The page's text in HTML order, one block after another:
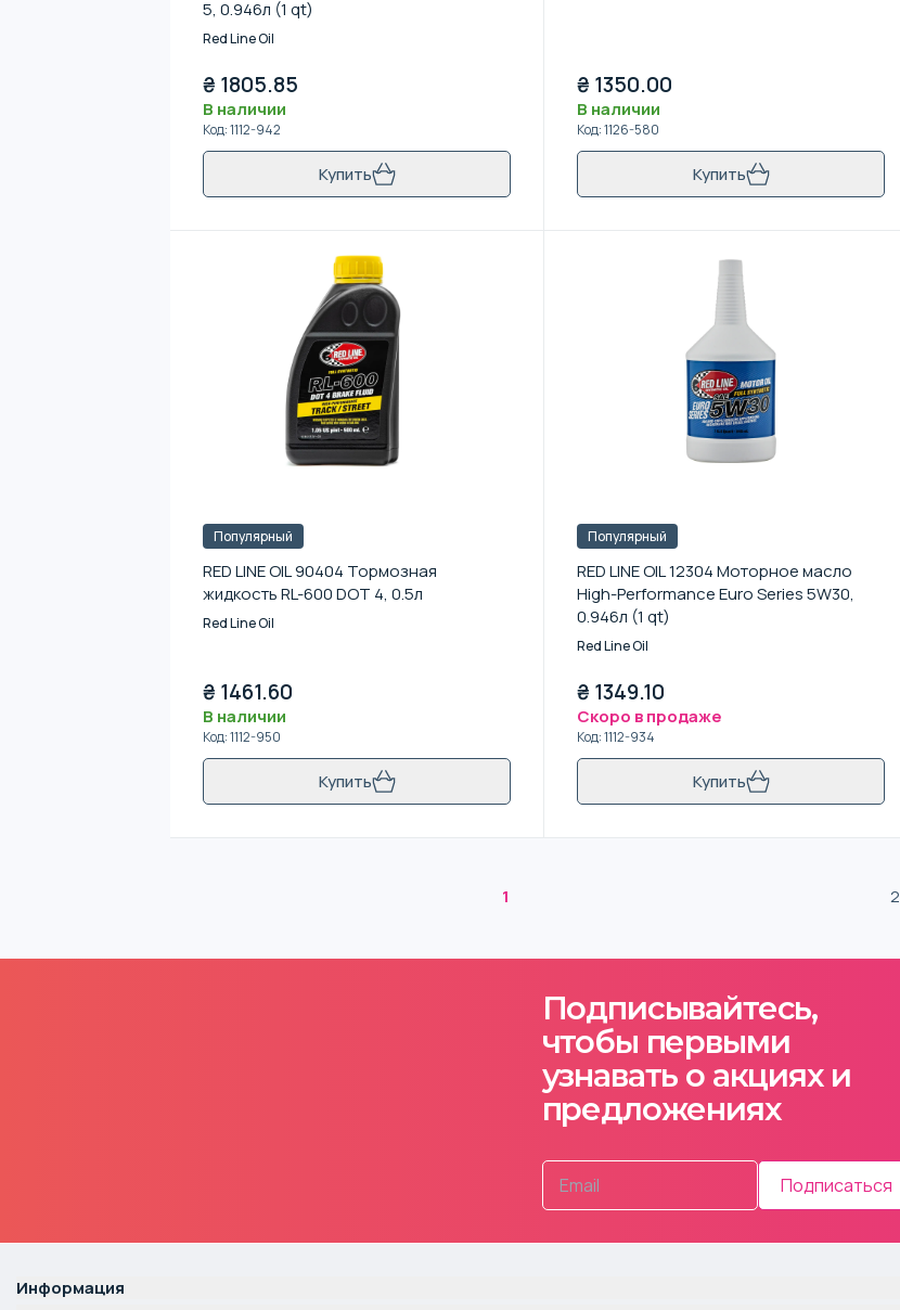
5, 0.946л (1 qt)
Red Line Oil
₴ 1805.85
В наличии
Код:1112-942
Купить
₴ 1350.00
В наличии
Код:1126-580
Купить
Популярный
RED LINE OIL 90404 Тормозная
жидкость RL-600 DOT 4, 0.5л
Red Line Oil
₴ 1461.60
В наличии
Код:1112-950
Купить
Популярный
RED LINE OIL 12304 Моторное масло
High-Performance Euro Series 5W30,
0.946л (1 qt)
Red Line Oil
₴ 1349.10
Скоро в продаже
Код:1112-934
Купить
1 2
Подписывайтесь,
чтобы первыми
узнавать о акциях и
предложениях
Подписаться
Информация